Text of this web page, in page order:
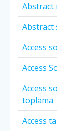
Abstract
Abstract
Access
Access
Access
toplama
Access